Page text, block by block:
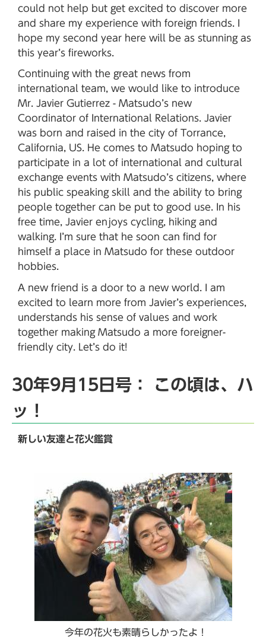
could not help but get excited to discover more
and share my experience with foreign friends. I
hope my second year here will be as stunning as
this year’s fireworks.
Continuing with the great news from
international team, we would like to introduce
Mr. Javier Gutierrez - Matsudo’s new
Coordinator of International Relations. Javier
was born and raised in the city of Torrance,
California, US. He comes to Matsudo hoping to
participate in a lot of international and cultural
exchange events with Matsudo’s citizens, where
his public speaking skill and the ability to bring
people together can be put to good use. In his
free time, Javier enjoys cycling, hiking and
walking. I’m sure that he soon can find for
himself a place in Matsudo for these outdoor
hobbies.
A new friend is a door to a new world. I am
excited to learn more from Javier’s experiences,
understands his sense of values and work
together making Matsudo a more foreigner-
friendly city. Let’s do it!
30年9月15日号： この頃は、ハ
ッ！
新しい友達と花火鑑賞
今年の花火も素晴らしかったよ！